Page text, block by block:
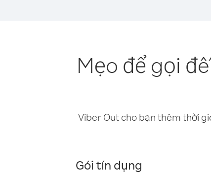
Mẹo để gọi
Viber Out cho bạn thêm thời
Gói tín dụng